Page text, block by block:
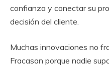
confianza y conectar su
decisión del cliente.
Muchas innovaciones no
Fracasan porque nadie